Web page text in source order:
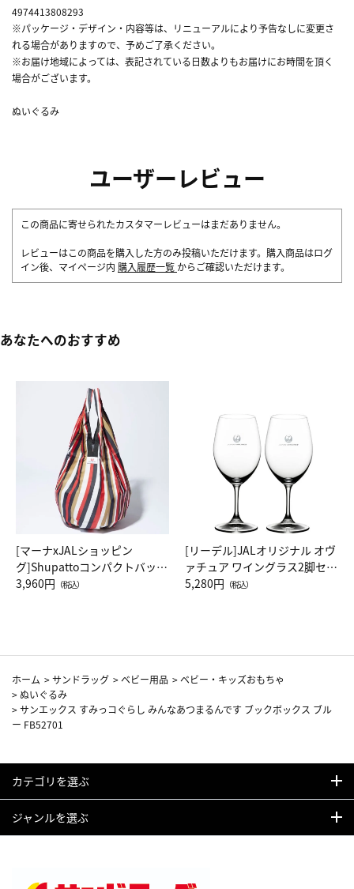
4974413808293
※パッケージ・デザイン・内容等は、リニューアルにより予告なしに変更さ
れる場合がありますので、予めご了承ください。
※お届け地域によっては、表記されている日数よりもお届けにお時間を頂く
場合がございます。
ぬいぐるみ
ユーザーレビュー
この商品に寄せられたカスタマーレビューはまだありません。
レビューはこの商品を購入した方のみ投稿いただけます。購入商品はログ
イン後、マイページ内 購入履歴一覧 からご確認いただけます。
あなたへのおすすめ
[マーナxJALショッピン
グ]Shupattoコンパクトバッグ
Drop JAL客室乗務員（LC）ス
3,960円 （税込）
[リーデル]JALオリジナル オヴ
ァチュア ワイングラス2脚セッ
ト（レッドワイン）
5,280円 （税込）
ホーム >サンドラッグ >ベビー用品 >ベビー・キッズおもちゃ
> ぬいぐるみ
>サンエックス すみっコぐらし みんなあつまるんです ブックボックス ブル
ー FB52701
カテゴリを選ぶ
ジャンルを選ぶ